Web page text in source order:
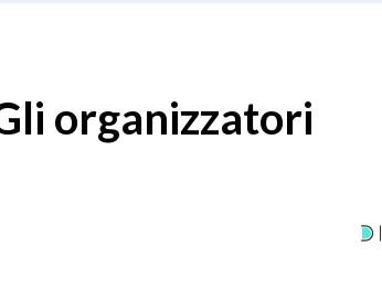
organizzatori